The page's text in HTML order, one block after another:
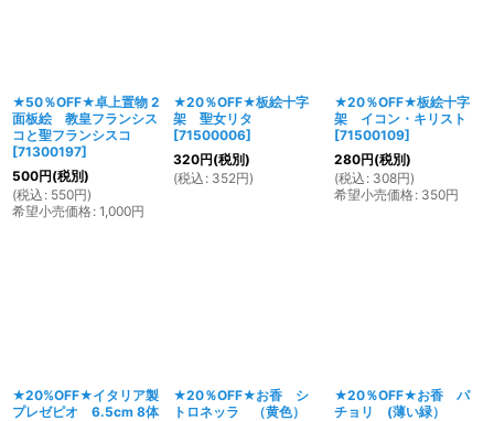
★50％OFF★卓上置物 2
面板絵 教皇フランシス
コと聖フランシスコ
[71300197]
500円(税別)
(税込 : 550円)
希望小売価格: 1,000円
★20％OFF★板絵十字
架 聖女リタ
[71500006]
320円(税別)
(税込 : 352円)
★20％OFF★板絵十字
架 イコン・キリスト
[71500109]
280円(税別)
(税込 : 308円)
希望小売価格: 350円
★20%OFF★イタリア製
プレゼピオ 6.5cm 8体
★20％OFF★お香 シ
トロネッラ （黄色）
★20％OFF★お香 パ
チョリ (薄い緑）